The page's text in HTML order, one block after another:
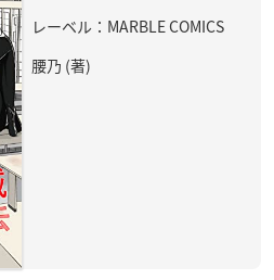
レーベル：MARBLE COMICS
腰乃 (著)